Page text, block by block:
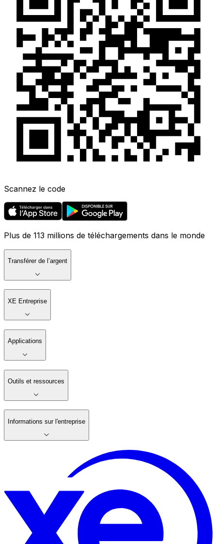
Scannez le code
Plus de 113 millions de téléchargements dans le monde
Transférer de l’argent
XE Entreprise
Applications
Outils et ressources
Informations sur l'entreprise